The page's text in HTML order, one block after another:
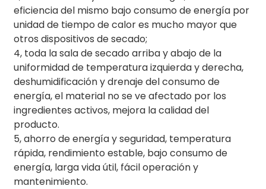
eficiencia del mismo bajo consumo de energía por
unidad de tiempo de calor es mucho mayor que
otros dispositivos de secado;
4, toda la sala de secado arriba y abajo de la
uniformidad de temperatura izquierda y derecha,
deshumidificación y drenaje del consumo de
energía, el material no se ve afectado por los
ingredientes activos, mejora la calidad del
producto.
5, ahorro de energía y seguridad, temperatura
rápida, rendimiento estable, bajo consumo de
energía, larga vida útil, fácil operación y
mantenimiento.